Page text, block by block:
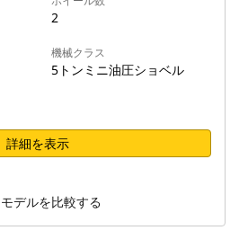
2
機械クラス
5トンミニ油圧ショベル
詳細を表示
モデルを比較する